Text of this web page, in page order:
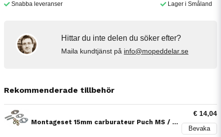
Snabba leveranser Lager i Småland
Hittar du inte delen du söker efter?
Maila kundtjänst på info@mopeddelar.se
Rekommenderade tillbehör
Montageset 15mm carburateur Puch MS / MV
€ 14,04
Bevaka